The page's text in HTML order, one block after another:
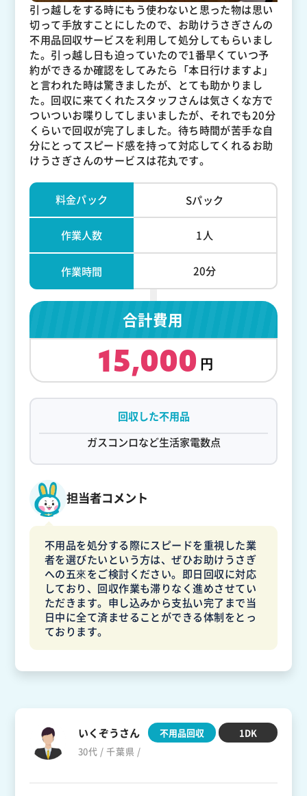
引っ越しをする時にもう使わないと思った物は思い
切って手放すことにしたので、お助けうさぎさんの
不用品回収サービスを利用して処分してもらいまし
た。引っ越し日も迫っていたので1番早くていつ予
約ができるか確認をしてみたら「本日行けますよ」
と言われた時は驚きましたが、とても助かりまし
た。回収に来てくれたスタッフさんは気さくな方で
ついついお喋りしてしまいましたが、それでも20分
くらいで回収が完了しました。待ち時間が苦手な自
分にとってスピード感を持って対応してくれるお助
けうさぎさんのサービスは花丸です。
料金パック Sパック
作業人数 1人
作業時間 20分
合計費用
15,000
回収した不用品
ガスコンロなど生活家電数点
担当者コメント
不用品を処分する際にスピードを重視した業
者を選びたいという方は、ぜひお助けうさぎ
への五來をご検討ください。即日回収に対応
しており、回収作業も滞りなく進めさせてい
ただきます。申し込みから支払い完了まで当
日中に全て済ませることができる体制をとっ
ております。
いくぞうさん
30代 / 千葉県 /
不用品回収 1DK